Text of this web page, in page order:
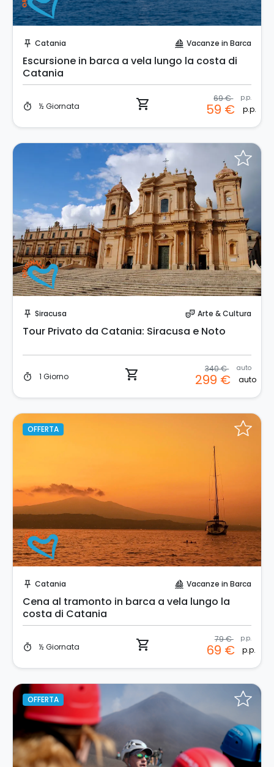
push_pin Catania sailing Vacanze in Barca
Escursione in barca a vela lungo la costa di
Catania
timer ½ Giornata shopping_cart 69 € p.p.
59 € p.p.
push_pin Siracusa theater_comedy Arte & Cultura
Tour Privato da Catania: Siracusa e Noto
timer 1 Giorno shopping_cart 340 € auto
299 € auto
OFFERTA
push_pin Catania sailing Vacanze in Barca
Cena al tramonto in barca a vela lungo la
costa di Catania
timer ½ Giornata shopping_cart 79 € p.p.
69 € p.p.
OFFERTA